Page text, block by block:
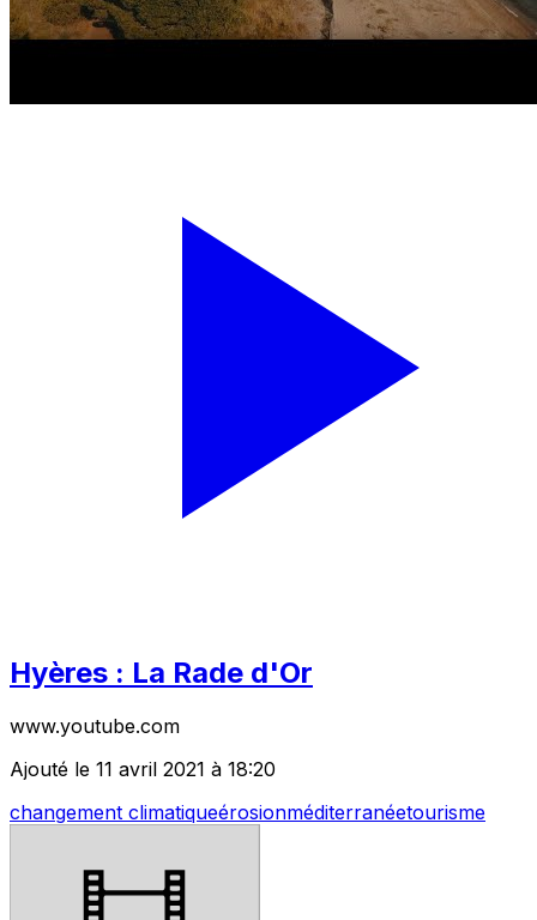
Hyères : La Rade d'Or
www.youtube.com
Ajouté le 11 avril 2021 à 18:20
changement climatiqueérosionméditerranéetourisme